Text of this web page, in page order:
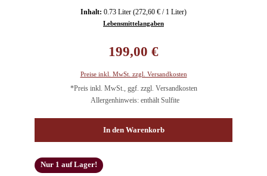
Inhalt: 0.73 Liter (272,60 € / 1 Liter)
Lebensmittelangaben
199,00 €
Preise inkl. MwSt. zzgl. Versandkosten
*Preis inkl. MwSt., ggf. zzgl. Versandkosten
Allergenhinweis: enthält Sulfite
In den Warenkorb
Nur 1 auf Lager!